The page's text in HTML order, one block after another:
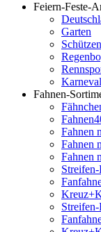
Feiern-Feste-
Garten
Karneval
Fahnen-
Fahnen
Fahnen
Fahnen